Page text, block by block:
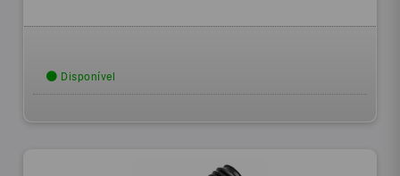
Disponível